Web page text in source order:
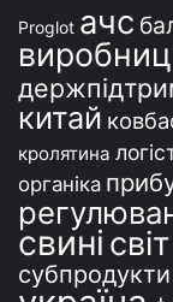
Proglot ачс
китай
кролятина
органіка
свині світ
субпродукти